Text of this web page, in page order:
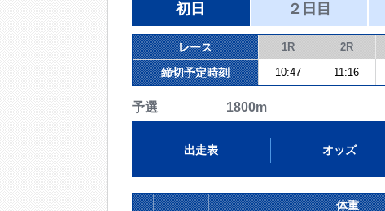
初日 ２日目
レース 1R 2R
締切予定時刻 10:47 11:16
予選 1800m
出走表 オッズ
体重